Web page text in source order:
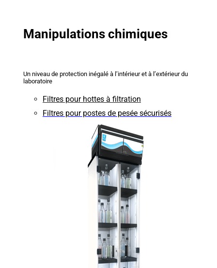
Manipulations chimiques
Un niveau de protection inégalé à l’intérieur et à l’extérieur du
laboratoire
Filtres pour hottes à filtration
Filtres pour postes de pesée sécurisés